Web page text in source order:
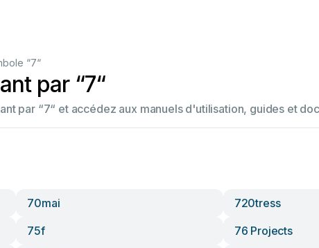
“7“
par “7“
par “7“ et accédez aux manuels d'utilisation, guides et
70mai
720tress
75f
76 Projects